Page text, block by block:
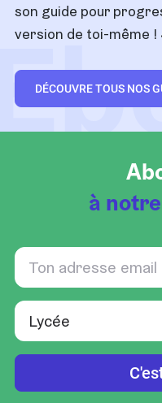
son guide pour
version de toi-même !
DÉCOUVRE TOUS NOS
à